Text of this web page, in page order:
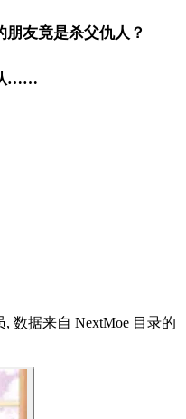
友竟是杀父仇人？
……
数据来自 NextMoe 目录的